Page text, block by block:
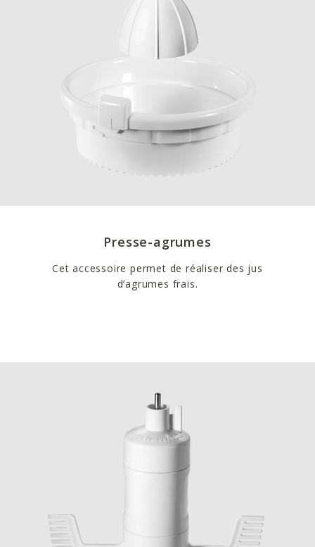
Presse-agrumes
Cet accessoire permet de réaliser des jus
d’agrumes frais.